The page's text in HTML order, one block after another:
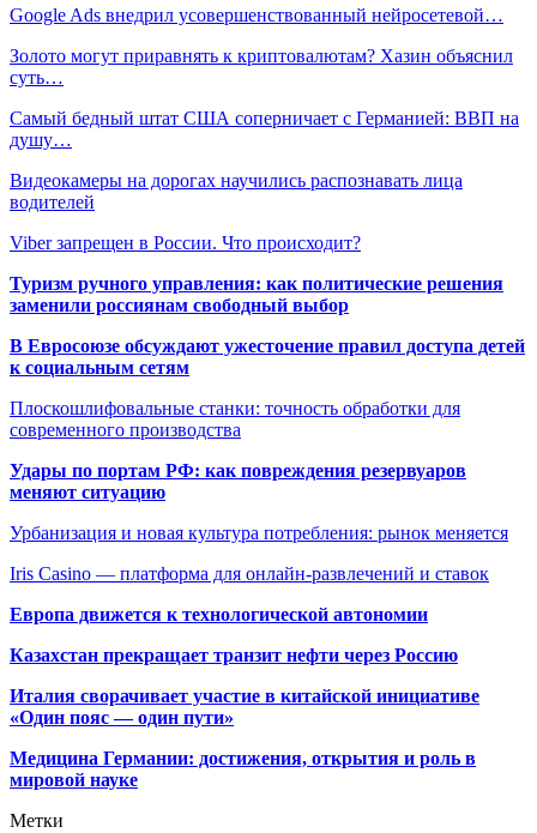
Google Ads внедрил усовершенствованный нейросетевой…
Золото могут приравнять к криптовалютам? Хазин объяснил
суть…
Самый бедный штат США соперничает с Германией: ВВП на
душу…
Видеокамеры на дорогах научились распознавать лица
водителей
Viber запрещен в России. Что происходит?
Туризм ручного управления: как политические решения
заменили россиянам свободный выбор
В Евросоюзе обсуждают ужесточение правил доступа детей
к социальным сетям
Плоскошлифовальные станки: точность обработки для
современного производства
Удары по портам РФ: как повреждения резервуаров
меняют ситуацию
Урбанизация и новая культура потребления: рынок меняется
Iris Casino — платформа для онлайн-развлечений и ставок
Европа движется к технологической автономии
Казахстан прекращает транзит нефти через Россию
Италия сворачивает участие в китайской инициативе
«Один пояс — один пути»
Медицина Германии: достижения, открытия и роль в
мировой науке
Метки